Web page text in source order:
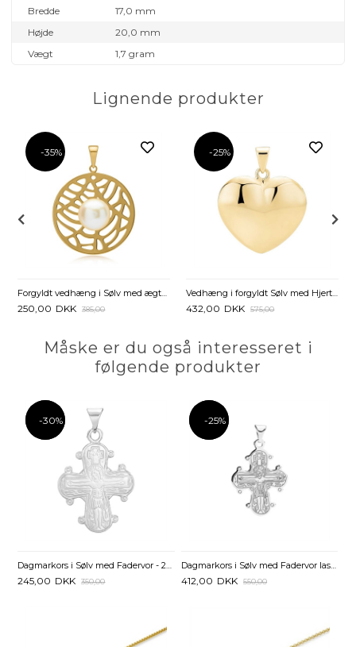
Bredde
17,0 mm
Højde
20,0 mm
Vægt
1,7 gram
Lignende produkter
-35%
Forgyldt vedhæng i Sølv med ægte Ferskvandsperle
250,00 DKK 385,00
-25%
Vedhæng i forgyldt Sølv med Hjerte - 14 x 17 mm
432,00 DKK 575,00
Måske er du også interesseret i
følgende produkter
-30%
-30%
Dagmarkors i Sølv med Fadervor - 20 x 17 mm
245,00 DKK 350,00
-25%
-25%
Dagmarkors i Sølv med Fadervor lasergraveret - 17 x 20 mm
412,00 DKK 550,00